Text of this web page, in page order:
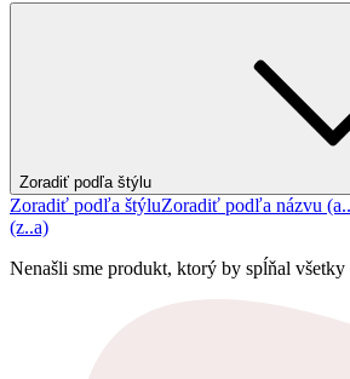
Zoradiť podľa štýlu
Zoradiť podľa štýluZoradiť podľa názvu
(z..a)
Nenašli sme produkt, ktorý by spĺňal všetky